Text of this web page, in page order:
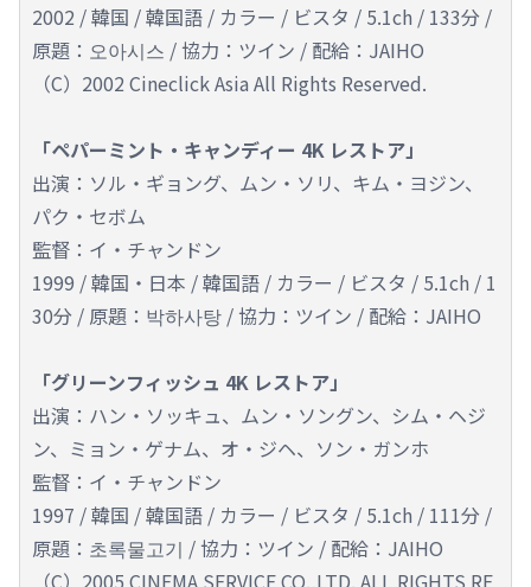
2002 / 韓国 / 韓国語 / カラー / ビスタ / 5.1ch / 133分 /
原題：오아시스 / 協力：ツイン / 配給：JAIHO
（C）2002 Cineclick Asia All Rights Reserved.
「ペパーミント・キャンディー 4K レストア」
出演：ソル・ギョング、ムン・ソリ、キム・ヨジン、
パク・セボム
監督：イ・チャンドン
1999 / 韓国・日本 / 韓国語 / カラー / ビスタ / 5.1ch / 1
30分 / 原題：박하사탕 / 協力：ツイン / 配給：JAIHO
「グリーンフィッシュ 4K レストア」
出演：ハン・ソッキュ、ムン・ソングン、シム・ヘジ
ン、ミョン・ゲナム、オ・ジヘ、ソン・ガンホ
監督：イ・チャンドン
1997 / 韓国 / 韓国語 / カラー / ビスタ / 5.1ch / 111分 /
原題：초록물고기 / 協力：ツイン / 配給：JAIHO
（C）2005 CINEMA SERVICE CO.,LTD. ALL RIGHTS RE